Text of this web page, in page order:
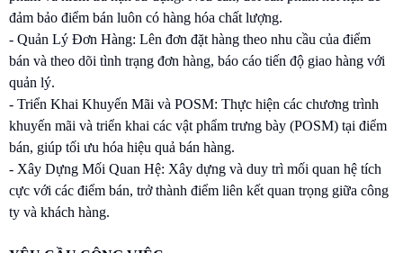
đảm bảo điểm bán luôn có hàng hóa chất lượng.
- Quản Lý Đơn Hàng: Lên đơn đặt hàng theo nhu cầu của điểm
bán và theo dõi tình trạng đơn hàng, báo cáo tiến độ giao hàng với
quản lý.
- Triển Khai Khuyến Mãi và POSM: Thực hiện các chương trình
khuyến mãi và triển khai các vật phẩm trưng bày (POSM) tại điểm
bán, giúp tối ưu hóa hiệu quả bán hàng.
- Xây Dựng Mối Quan Hệ: Xây dựng và duy trì mối quan hệ tích
cực với các điểm bán, trở thành điểm liên kết quan trọng giữa công
ty và khách hàng.